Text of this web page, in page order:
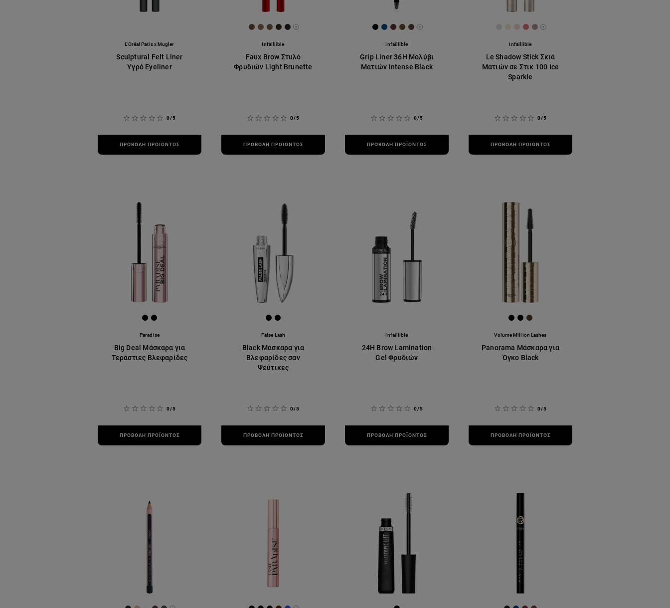
L'Oréal Paris x Mugler
Sculptural Felt Liner
Υγρό Eyeliner
0/5
ΠΡΟΒΟΛΉ ΠΡΟΪΌΝΤΟΣ
[Color]: #6f4c38
[Color]: #8e6b4f
[Color]: #7b5845
[Color]: #3c251b
[Color]: #312625
More shades are available
Infaillible
Faux Brow Στυλό
Φρυδιών Light Brunette
0/5
ΠΡΟΒΟΛΉ ΠΡΟΪΌΝΤΟΣ
[Color]: #000000
[Color]: #004B79
[Color]: #612f32
[Color]: #6e4a2b
[Color]: #573F3C
More shades are available
Infaillible
Grip Liner 36H Μολύβι
Ματιών Intense Black
0/5
ΠΡΟΒΟΛΉ ΠΡΟΪΌΝΤΟΣ
[Color]: #dfddde
[Color]: #fce8c8
[Color]: #f9d1c8
[Color]: #dd7579
[Color]: #b58f96
More shades are available
Infaillible
Le Shadow Stick Σκιά
Ματιών σε Στικ 100 Ice
Sparkle
0/5
ΠΡΟΒΟΛΉ ΠΡΟΪΌΝΤΟΣ
[Color]: #000000
[Color]: #000000
Paradise
Big Deal Μάσκαρα για
Τεράστιες Βλεφαρίδες
0/5
ΠΡΟΒΟΛΉ ΠΡΟΪΌΝΤΟΣ
[Color]: #000000
[Color]: #000000
False Lash
Black Μάσκαρα για
Βλεφαρίδες σαν
Ψεύτικες
0/5
ΠΡΟΒΟΛΉ ΠΡΟΪΌΝΤΟΣ
Infaillible
24H Brow Lamination
Gel Φρυδιών
0/5
ΠΡΟΒΟΛΉ ΠΡΟΪΌΝΤΟΣ
[Color]: #000000
[Color]: #000000
[Color]: #523E25
Volume Million Lashes
Panorama Mάσκαρα για
Όγκο Βlack
0/5
ΠΡΟΒΟΛΉ ΠΡΟΪΌΝΤΟΣ